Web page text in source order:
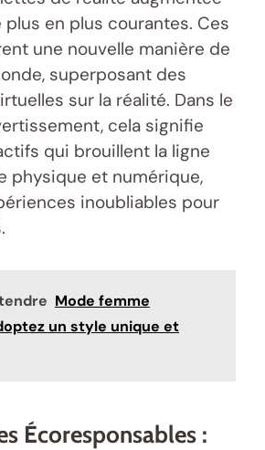
en plus courantes. Ces
une nouvelle manière de
superposant des
sur la réalité. Dans le
cela signifie
qui brouillent la ligne
physique et numérique,
inoubliables pour
Mode femme
un style unique et
Écoresponsables :